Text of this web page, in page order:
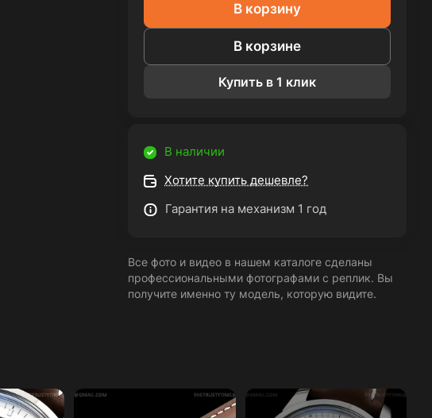
В корзину
В корзине
Купить в 1 клик
В наличии
Хотите купить дешевле?
Гарантия на механизм 1 год
Все фото и видео в нашем каталоге сделаны
профессиональными фотографами с реплик. Вы
получите именно ту модель, которую видите.